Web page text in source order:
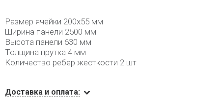
Размер ячейки 200х55 мм
Ширина панели 2500 мм
Высота панели 630 мм
Толщина прутка 4 мм
Количество ребер жесткости 2 шт
Доставка и оплата: